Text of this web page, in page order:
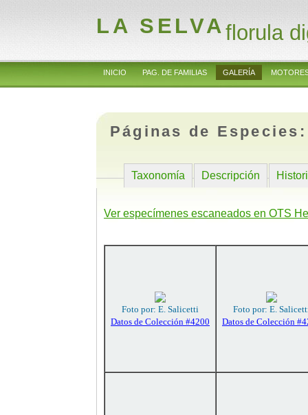
LA SELVAflorula
INICIO PAG. DE FAMILIAS GALERÍA
Páginas de
Taxonomía Descripción
Ver especímenes escaneados en OTS
Foto por: E. Salicetti
Datos de Colección #4200
Foto por: E.
Datos de Colección